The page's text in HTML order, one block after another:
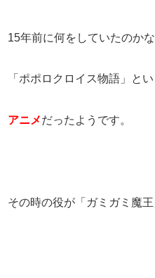
15年前に何をしていたのか
「ポポロクロイス物語」と
アニメだったようです。
その時の役が「ガミガミ魔